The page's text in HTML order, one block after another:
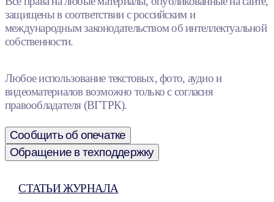
защищены в соответствии с российским и
международным законодательством об интеллектуальной
собственности.
Любое использование текстовых, фото, аудио и
видеоматериалов возможно только с согласия
правообладателя (ВГТРК).
Сообщить об опечатке
Обращение в техподдержку
СТАТЬИ ЖУРНАЛА